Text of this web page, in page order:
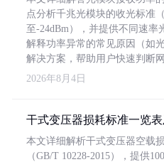
点分析千兆光模块的收光标准
至-24dBm），并提供不同速
解释功率异常的常见原因（如
解决方案，帮助用户快速判断
2026年8月4日
干式变压器损耗标准一览
本文详细解析干式变压器空载
（GB/T 10228-2015），提供